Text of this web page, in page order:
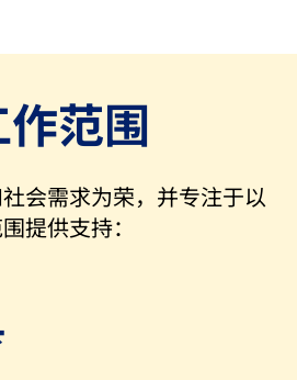
范围
会需求为荣，并专注于以
提供支持：